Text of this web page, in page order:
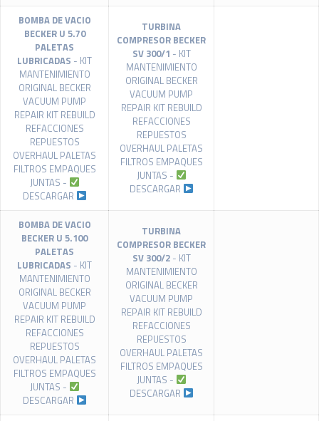
BOMBA DE VACIO
BECKER U 5.70
PALETAS
LUBRICADAS - KIT
MANTENIMIENTO
ORIGINAL BECKER
VACUUM PUMP
REPAIR KIT REBUILD
REFACCIONES
REPUESTOS
OVERHAUL PALETAS
FILTROS EMPAQUES
JUNTAS -
DESCARGAR
TURBINA
COMPRESOR BECKER
SV 300/1 - KIT
MANTENIMIENTO
ORIGINAL BECKER
VACUUM PUMP
REPAIR KIT REBUILD
REFACCIONES
REPUESTOS
OVERHAUL PALETAS
FILTROS EMPAQUES
JUNTAS -
DESCARGAR
BOMBA DE VACIO
BECKER U 5.100
PALETAS
LUBRICADAS - KIT
MANTENIMIENTO
ORIGINAL BECKER
VACUUM PUMP
REPAIR KIT REBUILD
REFACCIONES
REPUESTOS
OVERHAUL PALETAS
FILTROS EMPAQUES
JUNTAS -
DESCARGAR
TURBINA
COMPRESOR BECKER
SV 300/2- KIT
MANTENIMIENTO
ORIGINAL BECKER
VACUUM PUMP
REPAIR KIT REBUILD
REFACCIONES
REPUESTOS
OVERHAUL PALETAS
FILTROS EMPAQUES
JUNTAS -
DESCARGAR